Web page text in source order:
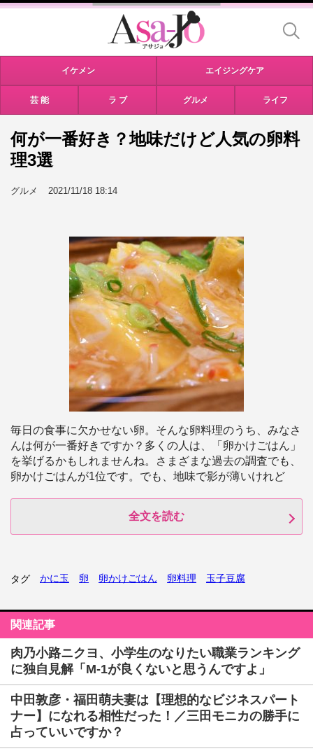
イケメン エイジングケア
芸 能 ラ ブ グルメ ライフ
何が一番好き？地味だけど人気の卵料
理3選
グルメ 2021/11/18 18:14
毎日の食事に欠かせない卵。そんな卵料理のうち、みなさ
んは何が一番好きですか？多くの人は、「卵かけごはん」
を挙げるかもしれませんね。さまざまな過去の調査でも、
卵かけごはんが1位です。でも、地味で影が薄いけれど
全文を読む
タグ かに玉 卵 卵かけごはん 卵料理 玉子豆腐
関連記事
肉乃小路ニクヨ、小学生のなりたい職業ランキング
に独自見解「M-1が良くないと思うんですよ」
中田敦彦・福田萌夫妻は【理想的なビジネスパート
ナー】になれる相性だった！／三田モニカの勝手に
占っていいですか？